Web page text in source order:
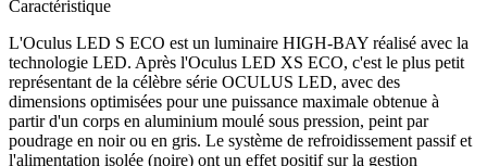
Caractéristique
L'Oculus LED S ECO est un luminaire HIGH-BAY réalisé avec la
technologie LED. Après l'Oculus LED XS ECO, c'est le plus petit
représentant de la célèbre série OCULUS LED, avec des
dimensions optimisées pour une puissance maximale obtenue à
partir d'un corps en aluminium moulé sous pression, peint par
poudrage en noir ou en gris. Le système de refroidissement passif et
l'alimentation isolée (noire) ont un effet positif sur la gestion